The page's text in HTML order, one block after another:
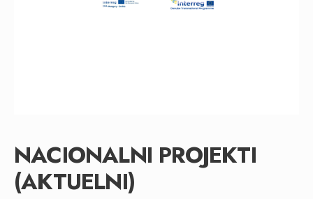
NACIONALNI PROJEKTI
(AKTUELNI)